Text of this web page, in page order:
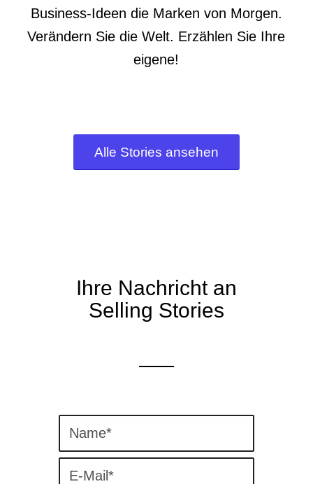
Business-Ideen die Marken von Morgen.
Verändern Sie die Welt. Erzählen Sie Ihre
eigene!
Alle Stories ansehen
Ihre Nachricht an
Selling Stories